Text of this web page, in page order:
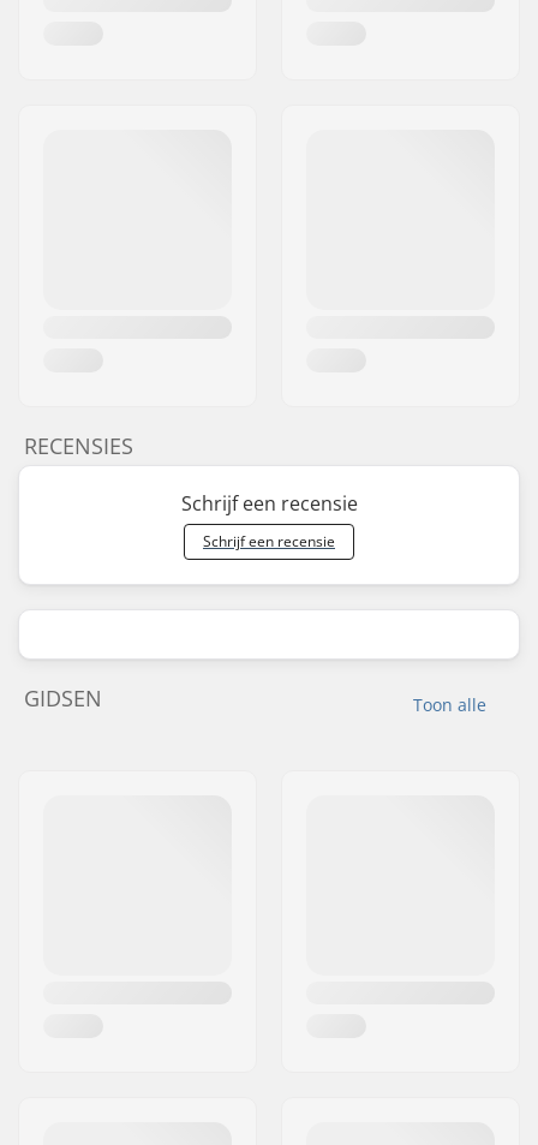
RECENSIES
Schrijf een recensie
Schrijf een recensie
Toon alle
GIDSEN